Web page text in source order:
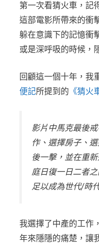
第一次看猜火車，記
這部電影所帶來的衝
躲在意識下的記憶衝
或是深呼吸的時候，
回顧這一個十年，我
便記所提到的 《猜火
影片中馬克最後
作、選擇房子、
後一擊，並在重
庭日復一日二者
足以成為世代/時
我選擇了中產的工作
年來隱隱的痛楚，讓